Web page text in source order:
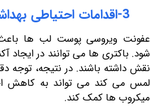
پوست لب ها باعث ایجاد
ها می توانند در ایجاد آکنه و
باشند. در نتیجه، توجه دقیق
کند می تواند به کاهش احتمال
ها کمک کند.